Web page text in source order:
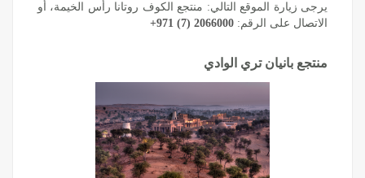
يرجى زيارة الموقع التالي: ‏منتجع الكوف روتانا رأس الخيمة، أو
الاتصال على الرقم: +971 (7) 2066000
منتجع بانيان تري الوادي